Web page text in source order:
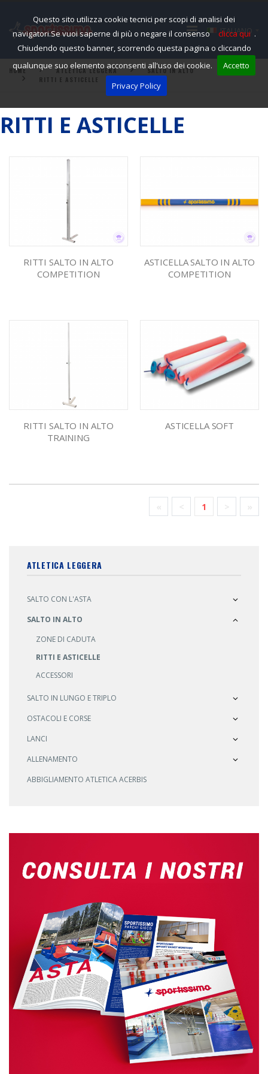
Questo sito utilizza cookie tecnici per scopi di analisi dei
navigatori.Se vuoi saperne di più o negare il consenso
clicca qui .
Chiudendo questo banner, scorrendo questa pagina o cliccando
qualunque suo elemento acconsenti all'uso dei cookie.
Accetto
Privacy Policy
ITALIANO
HOME ATLETICA LEGGERA
SALTO IN ALTO
RITTI E ASTICELLE
RITTI E ASTICELLE
RITTI SALTO IN ALTO
COMPETITION
ASTICELLA SALTO IN ALTO
COMPETITION
RITTI SALTO IN ALTO
TRAINING
ASTICELLA SOFT
1
ATLETICA LEGGERA
SALTO CON L'ASTA
SALTO IN ALTO
ZONE DI CADUTA
RITTI E ASTICELLE
ACCESSORI
SALTO IN LUNGO E TRIPLO
OSTACOLI E CORSE
LANCI
ALLENAMENTO
ABBIGLIAMENTO ATLETICA ACERBIS